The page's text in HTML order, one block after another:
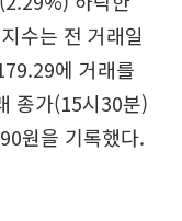
수는 전 거래일
에 거래를
종가(15시30분)
원을 기록했다.